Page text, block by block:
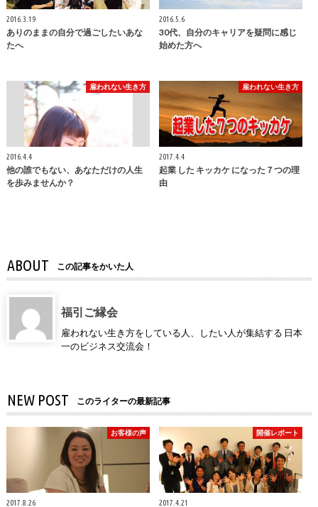
2016.3.19
ありのままの自分で過ごしたいあな
たへ
2016.5.6
30代、自分のキャリアを疑問に感じ
始めた方へ
雇われない生き方
2016.4.4
他の誰でもない、あなただけの人生
を歩みませんか？
雇われない生き方
2017.4.4
起業 した キッカケ になった７つの理
由
ABOUT この記事をかいた人
福引ご縁会
雇われない生き方をしている人、したい人が集結する 日本
一のビジネス交流会！
NEW POST このライターの最新記事
お客様の声
2017.8.26
開催レポート
2017.4.21